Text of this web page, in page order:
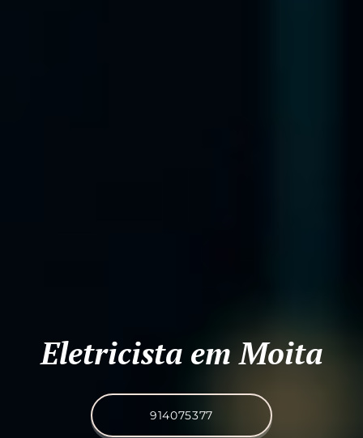
Eletricista em Moita
914075377